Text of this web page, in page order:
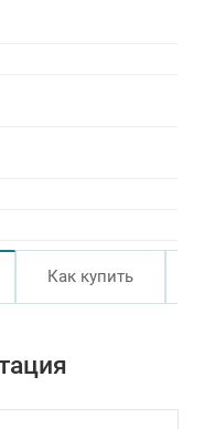
Как купить